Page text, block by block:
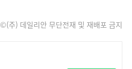
©(주) 데일리안 무단전재 및 재배포 금지